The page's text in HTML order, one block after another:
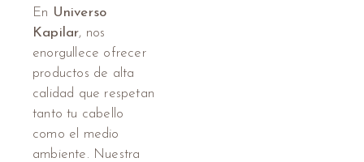
En Universo
Kapilar, nos
enorgullece ofrecer
productos de alta
calidad que respetan
tanto tu cabello
como el medio
ambiente. Nuestra